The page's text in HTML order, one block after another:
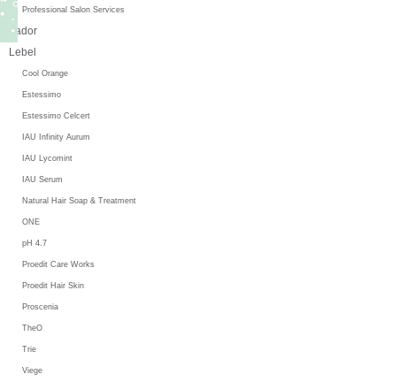
Professional Salon Services
Lador
Lebel
Cool Orange
Estessimo
Estessimo Celcert
IAU Infinity Aurum
IAU Lycomint
IAU Serum
Natural Hair Soap & Treatment
ONE
pH 4.7
Proedit Care Works
Proedit Hair Skin
Proscenia
TheO
Trie
Viege